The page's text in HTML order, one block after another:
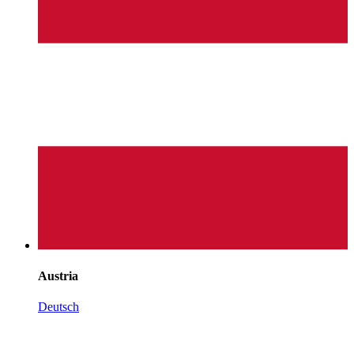
Austria
Deutsch